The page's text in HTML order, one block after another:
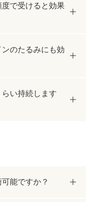
WEB予約
で受けると効果
のたるみにも効
い持続します
能ですか？